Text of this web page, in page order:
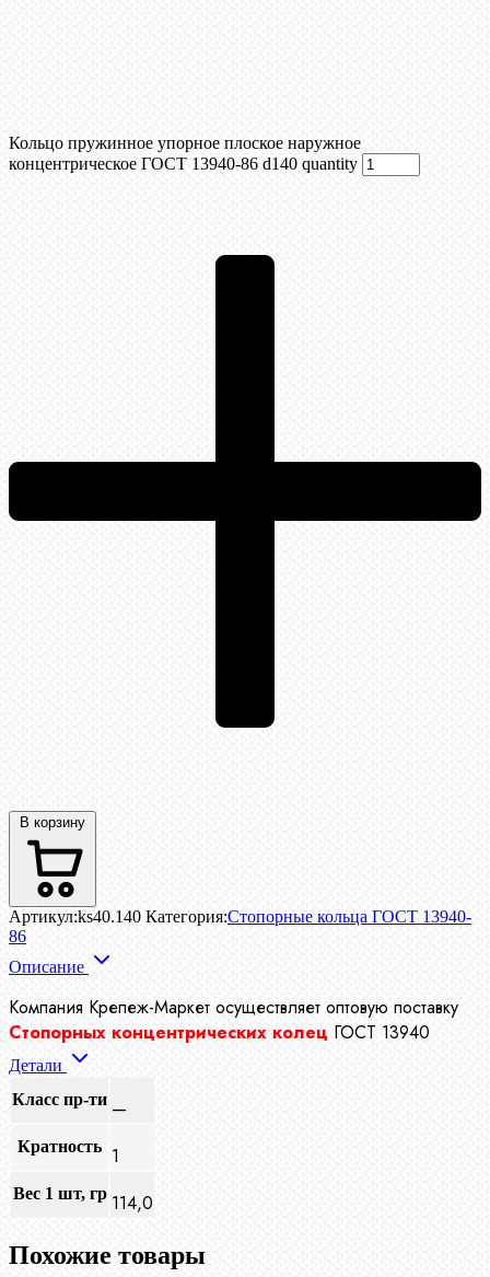
Кольцо пружинное упорное плоское наружное
концентрическое ГОСТ 13940-86 d140 quantity
В корзину
Артикул:ks40.140 Категория:Стопорные кольца ГОСТ 13940-
86
Описание
Компания Крепеж-Маркет осуществляет оптовую поставку
Стопорных концентрических колец ГОСТ 13940
Детали
Класс пр-ти —
Кратность 1
Вес 1 шт, гр 114,0
Похожие товары